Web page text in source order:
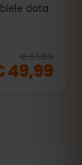
data
€ 61,99
49,99